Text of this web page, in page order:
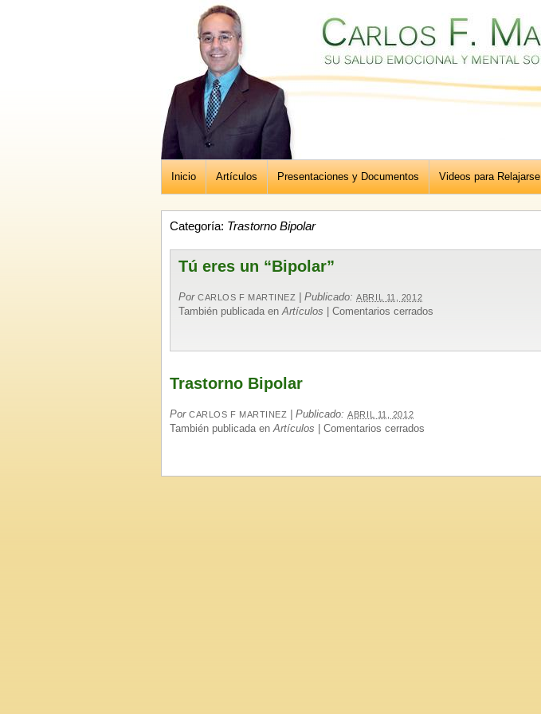
Inicio Artículos Presentaciones y Documentos Videos para Relajarse
Categoría: Trastorno Bipolar
Tú eres un “Bipolar”
Por CARLOS F MARTINEZ |Publicado:ABRIL 11, 2012
También publicada enArtículos Comentarios cerrados
Trastorno Bipolar
Por CARLOS F MARTINEZ |Publicado:ABRIL 11, 2012
También publicada enArtículos Comentarios cerrados